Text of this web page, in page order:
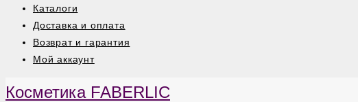
Каталоги
Доставка и оплата
Возврат и гарантия
Мой аккаунт
Косметика FABERLIC